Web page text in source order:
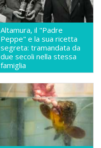
Altamura, il "Padre
Peppe" e la sua ricetta
segreta: tramandata da
due secoli nella stessa
famiglia